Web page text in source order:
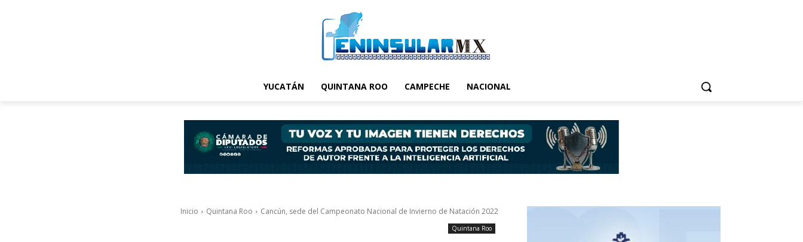
YUCATÁN QUINTANA ROO CAMPECHE NACIONAL
Inicio Quintana Roo Cancún, sede del Campeonato Nacional de Invierno de Natación 2022
Quintana Roo